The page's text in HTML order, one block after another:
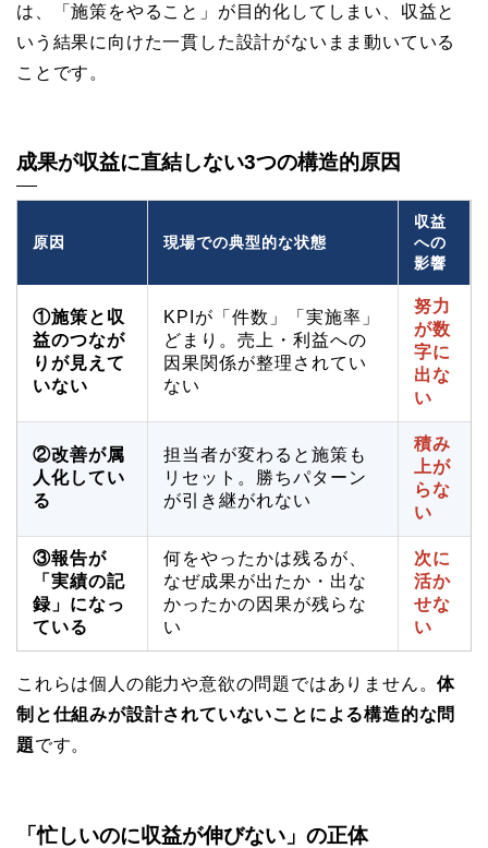
は、「施策をやること」が目的化してしまい、収益と
いう結果に向けた一貫した設計がないまま動いている
ことです。
成果が収益に直結しない3つの構造的原因
原因 現場での典型的な状態
収益
への
影響
①施策と収
益のつなが
りが見えて
いない
KPIが「件数」「実施率」
どまり。売上・利益への
因果関係が整理されてい
ない
努力
が数
字に
出な
い
②改善が属
人化してい
る
担当者が変わると施策も
リセット。勝ちパターン
が引き継がれない
積み
上が
らな
い
③報告が
「実績の記
録」になっ
ている
何をやったかは残るが、
なぜ成果が出たか・出な
かったかの因果が残らな
い
次に
活か
せな
い
これらは個人の能力や意欲の問題ではありません。体
制と仕組みが設計されていないことによる構造的な問
題です。
「忙しいのに収益が伸びない」の正体